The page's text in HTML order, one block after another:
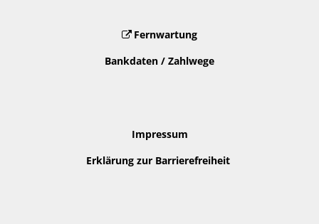
Fernwartung
Bankdaten / Zahlwege
Impressum
Erklärung zur Barrierefreiheit